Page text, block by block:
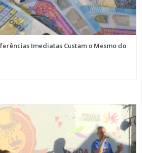
Imediatas Custam o Mesmo do